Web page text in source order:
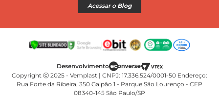
Acessar o Blog
Copyright Ⓒ 2025 - Vemplast | CNPJ: 17.336.524/0001-50 Endereço:
Rua Forte da Ribeira, 350 Galpão 1 - Parque São Lourenço - CEP
08340-145 São Paulo/SP